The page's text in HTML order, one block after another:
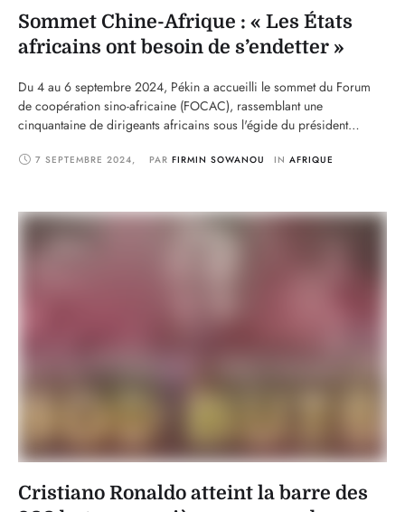
Sommet Chine-Afrique : « Les États
africains ont besoin de s’endetter »
Du 4 au 6 septembre 2024, Pékin a accueilli le sommet du Forum
de coopération sino-africaine (FOCAC), rassemblant une
cinquantaine de dirigeants africains sous l'égide du président
l’importance stratégique des relations sino-africaines, marquées par
7 SEPTEMBRE 2024, PAR FIRMIN SOWANOU IN AFRIQUE
Cristiano Ronaldo atteint la barre des